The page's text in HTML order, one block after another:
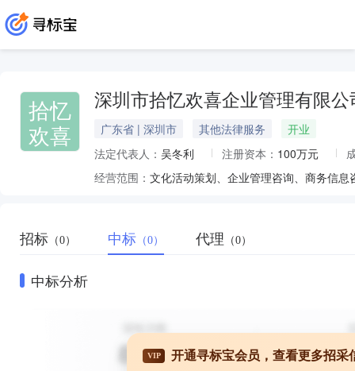
拾忆
欢喜
深圳市拾忆欢喜企业管理有限公
广东省 | 深圳市 其他法律服务
开业
法定代表人： 吴冬利 注册资本： 100万元
经营范围：
招标 （0） 中标 （0） 代理 （0）
中标分析
VIP 开通寻标宝会员，查看更多招采